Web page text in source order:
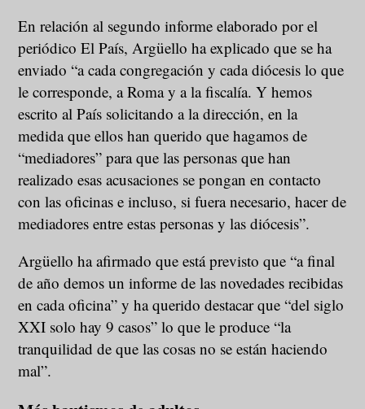
En relación al segundo informe elaborado por el
periódico El País, Argüello ha explicado que se ha
enviado “a cada congregación y cada diócesis lo que
le corresponde, a Roma y a la fiscalía. Y hemos
escrito al País solicitando a la dirección, en la
medida que ellos han querido que hagamos de
“mediadores” para que las personas que han
realizado esas acusaciones se pongan en contacto
con las oficinas e incluso, si fuera necesario, hacer de
mediadores entre estas personas y las diócesis”.
Argüello ha afirmado que está previsto que “a final
de año demos un informe de las novedades recibidas
en cada oficina” y ha querido destacar que “del siglo
XXI solo hay 9 casos” lo que le produce “la
tranquilidad de que las cosas no se están haciendo
mal”.